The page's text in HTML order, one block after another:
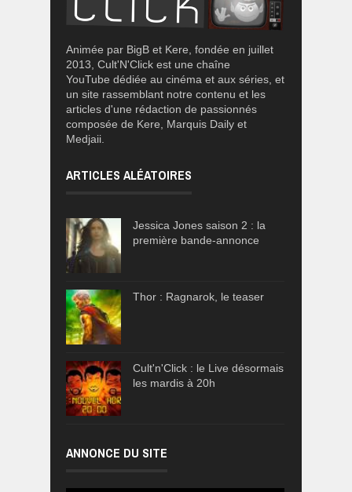
Animée par BigB et Kere, fondée en juillet
2013, Cult'N'Click est une chaîne
YouTube dédiée au cinéma et aux séries, et
un site rassemblant notre contenu et les
articles d'une rédaction de passionnés
composée de Kere, Marquis Daily et
Medjaii.
ARTICLES ALÉATOIRES
Jessica Jones saison 2 : la
première bande-annonce
Thor : Ragnarok, le teaser
Cult'n'Click : le Live désormais
les mardis à 20h
ANNONCE DU SITE